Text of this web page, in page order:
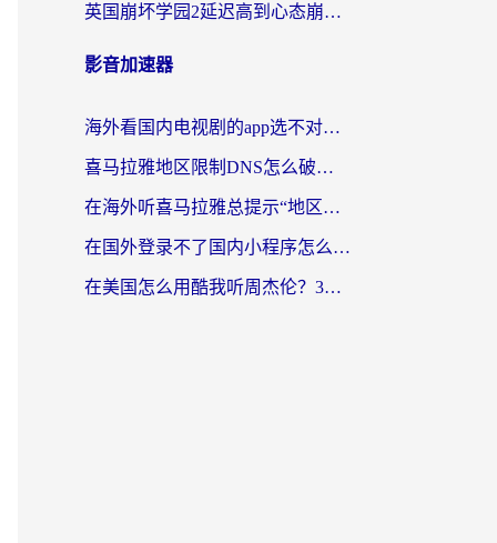
英国崩坏学园2延迟高到心态崩？海外党国服游戏加速终极指南
影音加速器
海外看国内电视剧的app选不对？这份回国加速器避坑指南帮你流畅追剧
喜马拉雅地区限制DNS怎么破？海外党听国内音乐听书的终极解决方案
在海外听喜马拉雅总提示“地区限制”？3步轻松解除+听国内音乐全攻略
在国外登录不了国内小程序怎么办？选对回国加速器，轻松解锁国内资源
在美国怎么用酷我听周杰伦？3步搞定海外听歌难题